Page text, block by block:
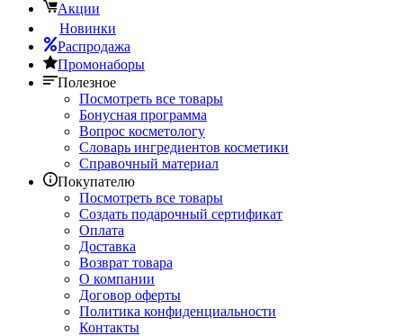
Акции
Новинки
Распродажа
Промонаборы
Полезное
Посмотреть все товары
Бонусная программа
Вопрос косметологу
Словарь ингредиентов косметики
Справочный материал
Покупателю
Посмотреть все товары
Создать подарочный сертификат
Оплата
Доставка
Возврат товара
О компании
Договор оферты
Политика конфиденциальности
Контакты